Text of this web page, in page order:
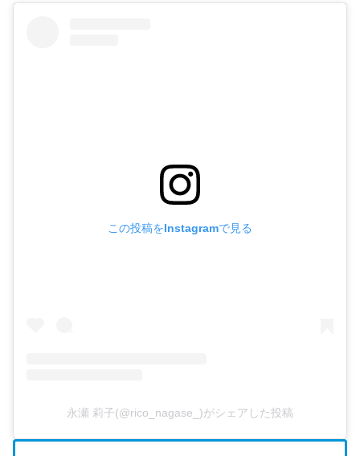
この投稿をInstagramで見る
永瀬 莉子(@rico_nagase_)がシェアした投稿